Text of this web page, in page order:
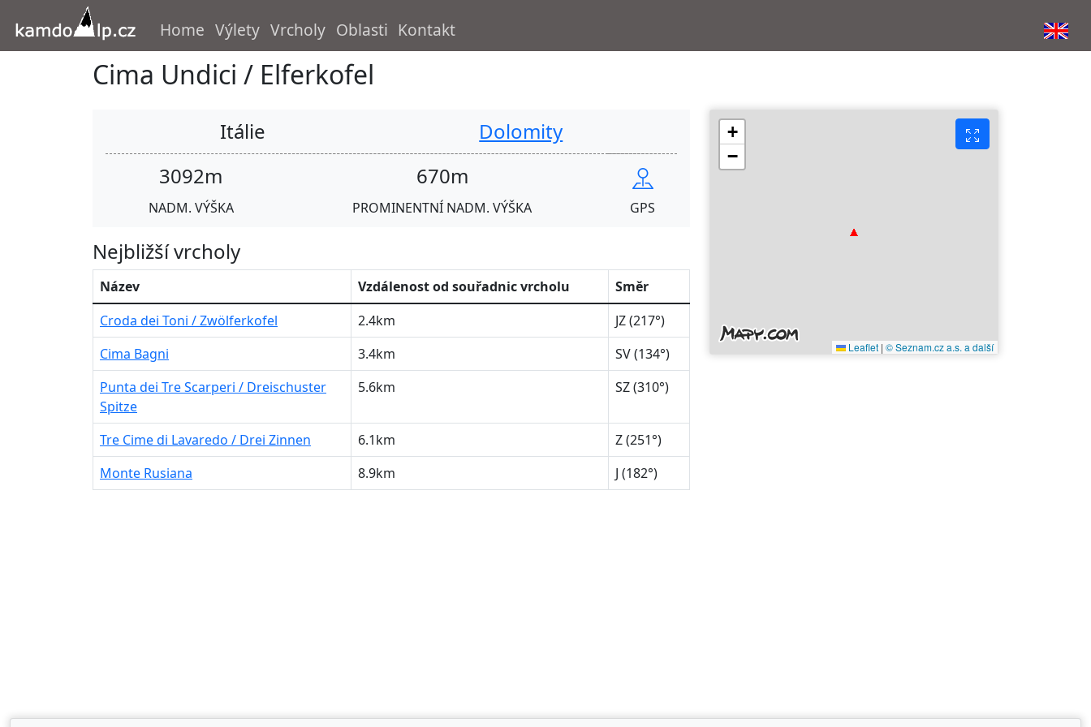
Home Výlety Vrcholy Oblasti Kontakt
Cima Undici / Elferkofel
Itálie
Dolomity
3092m
NADM. VÝŠKA
670m
PROMINENTNÍ NADM. VÝŠKA GPS
Nejbližší vrcholy
Název Vzdálenost od souřadnic vrcholu
Směr
Croda dei Toni / Zwölferkofel
2.4km
JZ (217°)
Cima Bagni
3.4km
SV (134°)
Punta dei Tre Scarperi / Dreischuster
Spitze
5.6km SZ (310°)
Tre Cime di Lavaredo / Drei Zinnen 6.1km
Z (251°)
Monte Rusiana
8.9km J (182°)
+
−
Leaflet | © Seznam.cz a.s. a další